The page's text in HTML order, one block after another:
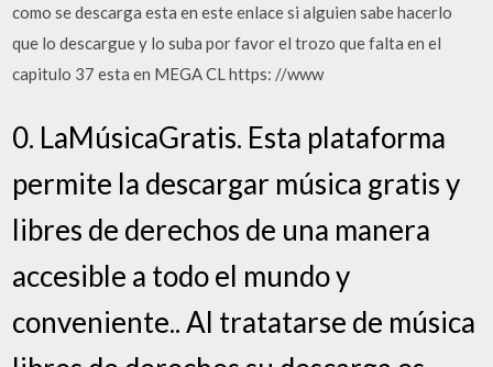
como se descarga esta en este enlace si alguien sabe hacerlo
que lo descargue y lo suba por favor el trozo que falta en el
capitulo 37 esta en MEGA CL https: //www
0. LaMúsicaGratis. Esta plataforma
permite la descargar música gratis y
libres de derechos de una manera
accesible a todo el mundo y
conveniente.. Al tratatarse de música